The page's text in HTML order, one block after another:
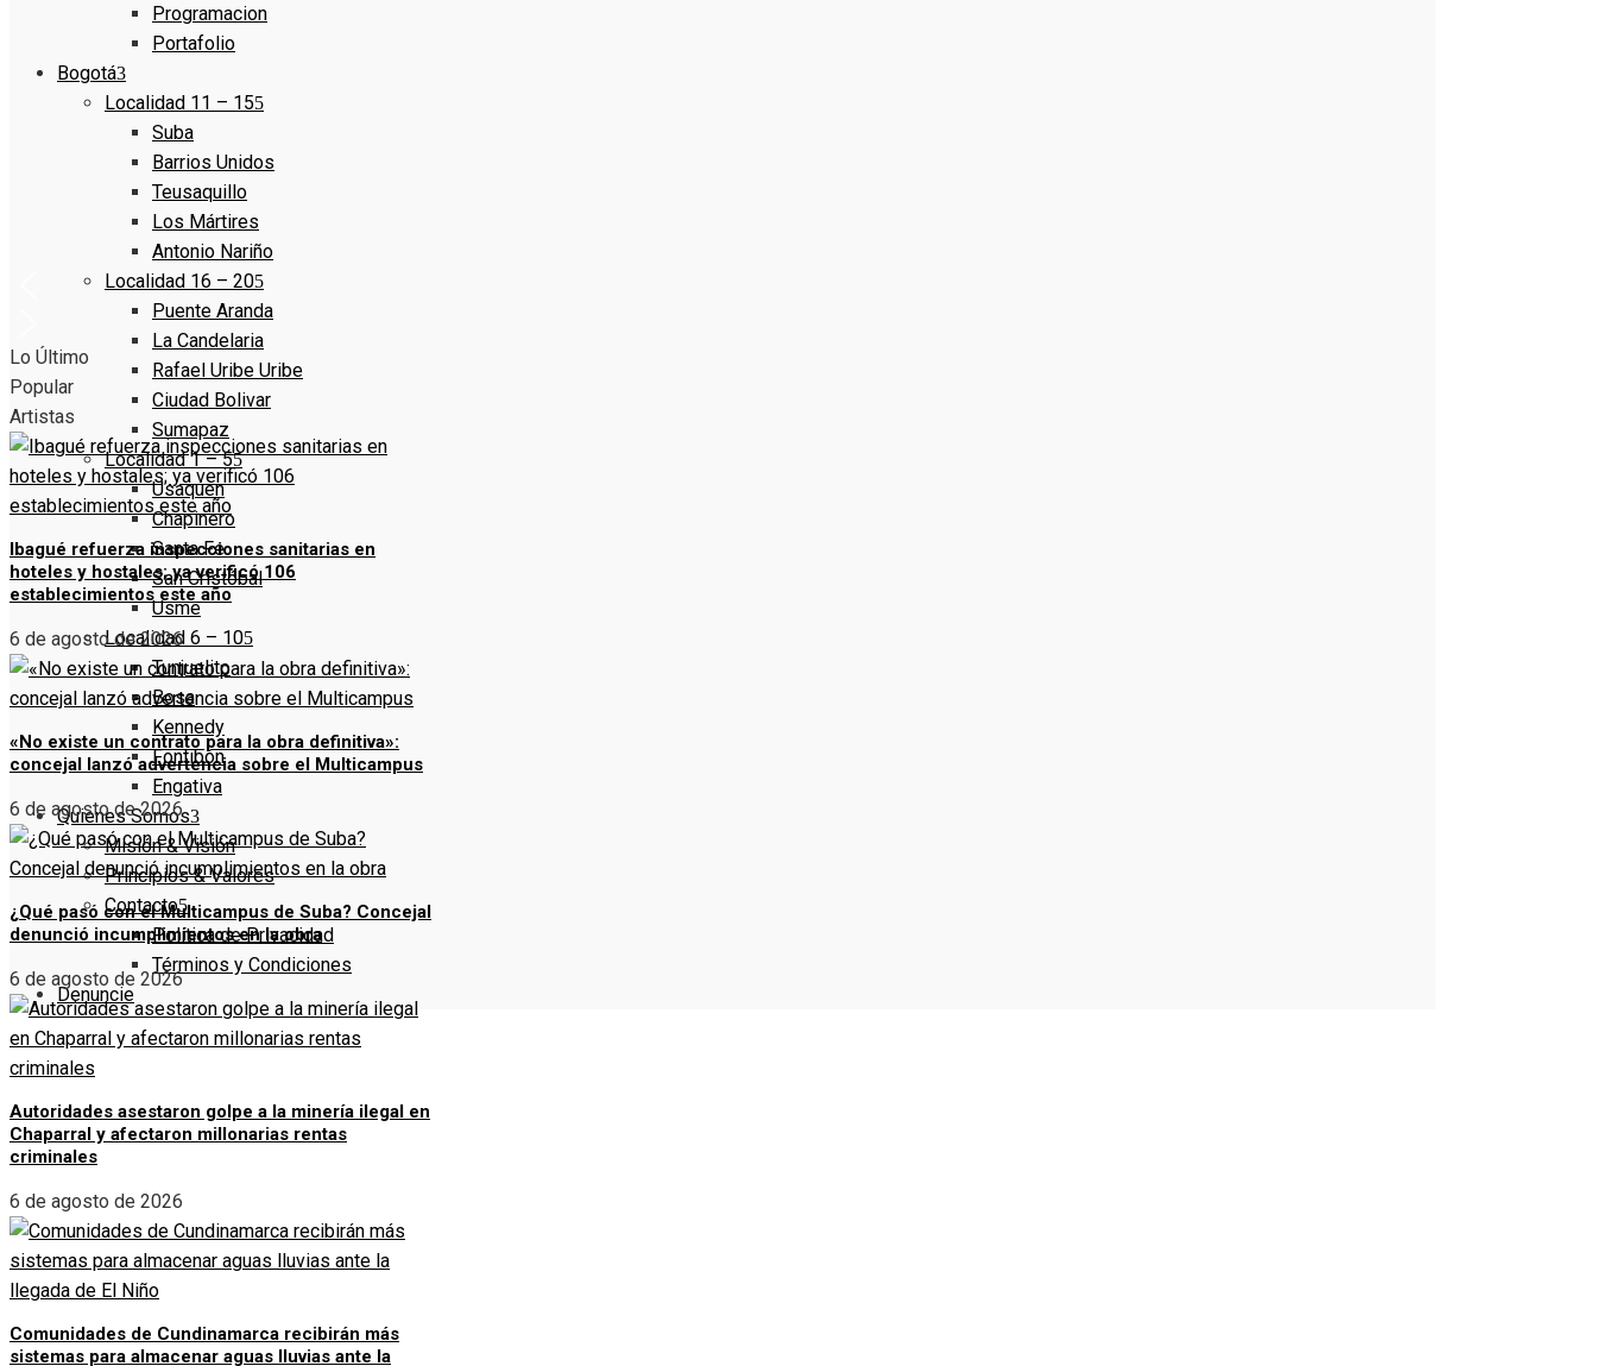
Programacion
Portafolio
Bogotá
Localidad 11 – 15
Suba
Barrios Unidos
Teusaquillo
Los Mártires
Antonio Nariño
Localidad 16 – 20
Puente Aranda
La Candelaria
Rafael Uribe Uribe
Ciudad Bolivar
Sumapaz
Localidad 1 – 5
Usaquen
Chapinero
Santa Fe
San Cristóbal
Usme
Localidad 6 – 10
Tunjuelito
Bosa
Kennedy
Fontibón
Engativa
Quienes Somos
Misión & Visión
Principios & Valores
Contacto
Política de Privacidad
Términos y Condiciones
Denuncie
Lo Último
Popular
Artistas
Ibagué refuerza inspecciones sanitarias en
hoteles y hostales; ya verificó 106
establecimientos este año
6 de agosto de 2026
«No existe un contrato para la obra definitiva»:
concejal lanzó advertencia sobre el Multicampus
6 de agosto de 2026
¿Qué pasó con el Multicampus de Suba? Concejal
denunció incumplimientos en la obra
6 de agosto de 2026
Autoridades asestaron golpe a la minería ilegal en
Chaparral y afectaron millonarias rentas
criminales
6 de agosto de 2026
Comunidades de Cundinamarca recibirán más
sistemas para almacenar aguas lluvias ante la